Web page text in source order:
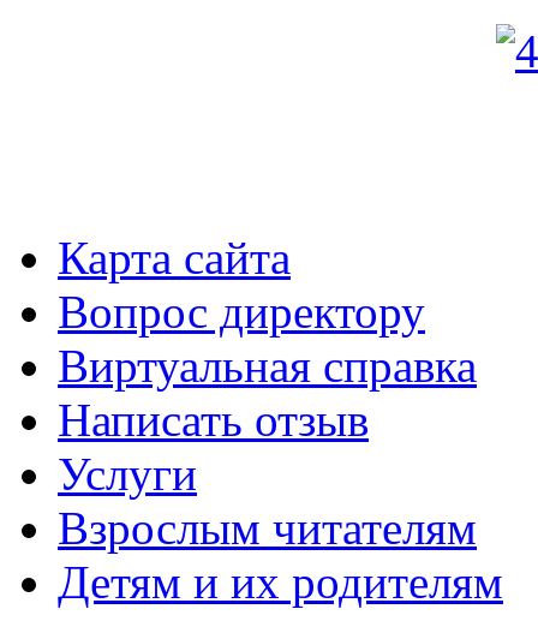
Карта сайта
Вопрос директору
Виртуальная справка
Написать отзыв
Услуги
Взрослым читателям
Детям и их родителям